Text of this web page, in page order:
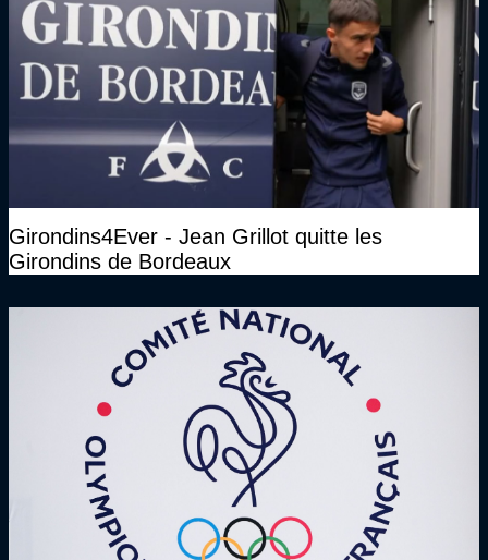
Girondins4Ever - Jean Grillot quitte les
Girondins de Bordeaux